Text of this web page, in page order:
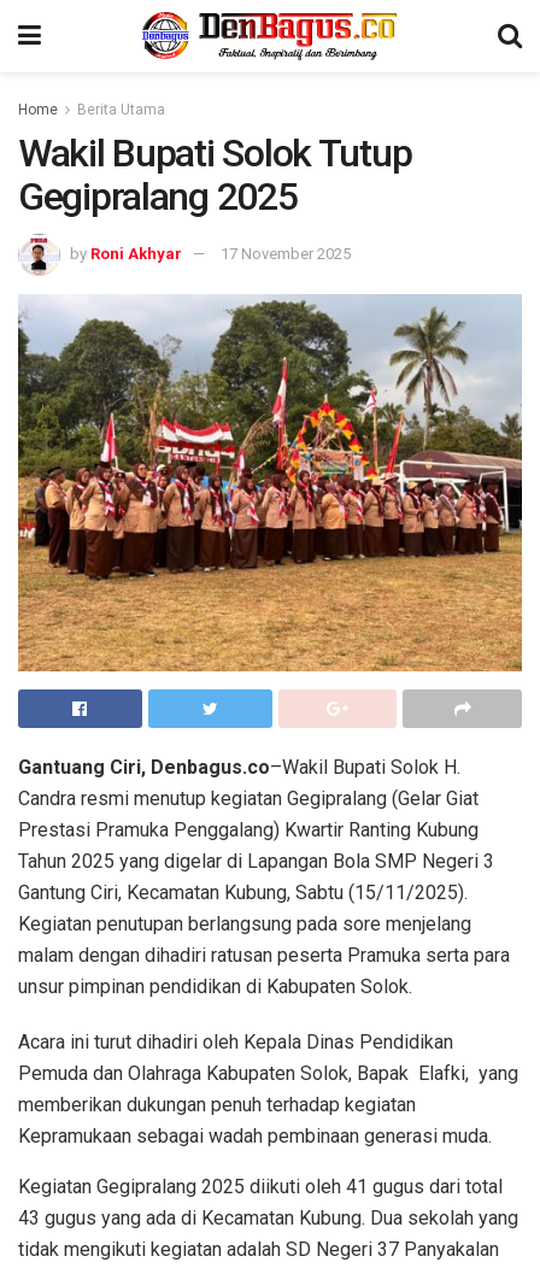
Home Berita Utama
Wakil Bupati Solok Tutup
Gegipralang 2025
by Roni Akhyar 17 November 2025
Gantuang Ciri, Denbagus.co–Wakil Bupati Solok H.
Candra resmi menutup kegiatan Gegipralang (Gelar Giat
Prestasi Pramuka Penggalang) Kwartir Ranting Kubung
Tahun 2025 yang digelar di Lapangan Bola SMP Negeri 3
Gantung Ciri, Kecamatan Kubung, Sabtu (15/11/2025).
Kegiatan penutupan berlangsung pada sore menjelang
malam dengan dihadiri ratusan peserta Pramuka serta para
unsur pimpinan pendidikan di Kabupaten Solok.
Acara ini turut dihadiri oleh Kepala Dinas Pendidikan
Pemuda dan Olahraga Kabupaten Solok, Bapak Elafki, yang
memberikan dukungan penuh terhadap kegiatan
Kepramukaan sebagai wadah pembinaan generasi muda.
Kegiatan Gegipralang 2025 diikuti oleh 41 gugus dari total
43 gugus yang ada di Kecamatan Kubung. Dua sekolah yang
tidak mengikuti kegiatan adalah SD Negeri 37 Panyakalan